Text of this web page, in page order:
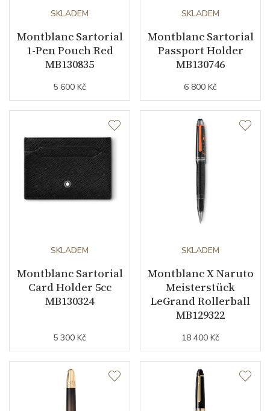
SKLADEM
Montblanc Sartorial
1-Pen Pouch Red
MB130835
5 600 Kč
SKLADEM
Montblanc Sartorial
Passport Holder
MB130746
6 800 Kč
SKLADEM
Montblanc Sartorial
Card Holder 5cc
MB130324
5 300 Kč
SKLADEM
Montblanc X Naruto
Meisterstück
LeGrand Rollerball
MB129322
18 400 Kč